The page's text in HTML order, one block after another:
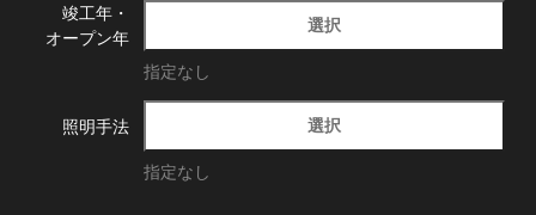
竣工年・
オープン年
選択
指定なし
照明手法 選択
指定なし